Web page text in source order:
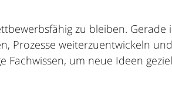
zu bleiben. Gerade
Prozesse weiterzuentwickeln
Fachwissen, um neue Ideen